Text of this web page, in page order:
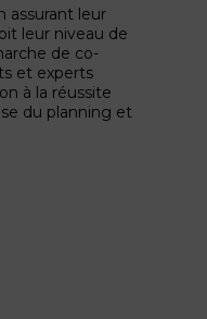
assurant leur
leur niveau de
de co-
et experts
à la réussite
du planning et